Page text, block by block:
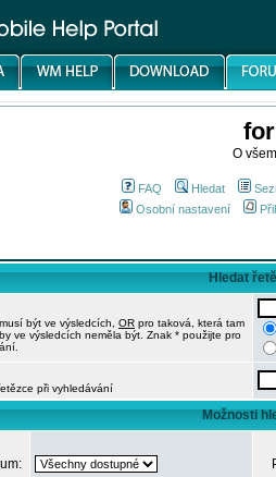
O
FAQ Hledat
Osobní nastavení
Hledat
být ve výsledcích, OR pro taková, která tam
ve výsledcích neměla být. Znak * použijte pro
při vyhledávání
Možnosti